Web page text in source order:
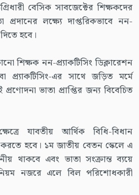
বেসিক সাবজেক্টের শিক্ষকদের
প্রদানের লক্ষ্যে দাপ্তরিকভাবে নন-
হবে।
শিক্ষক নন-প্র্যাকটিসিং ডিক্লারেশন
প্র্যাকটিসিং-এর সাথে জড়িত মর্মে
ভাতা প্রাপ্তির জন্য বিবেচিত
যাবতীয় আর্থিক বিধি-বিধান
হবে। ১ম জাতীয় বেতন স্কেলে এ
থাকবে এবং ভাতা সংক্রান্ত ব্যয়ে
নজরে এলে বিল পরিশোধকারী